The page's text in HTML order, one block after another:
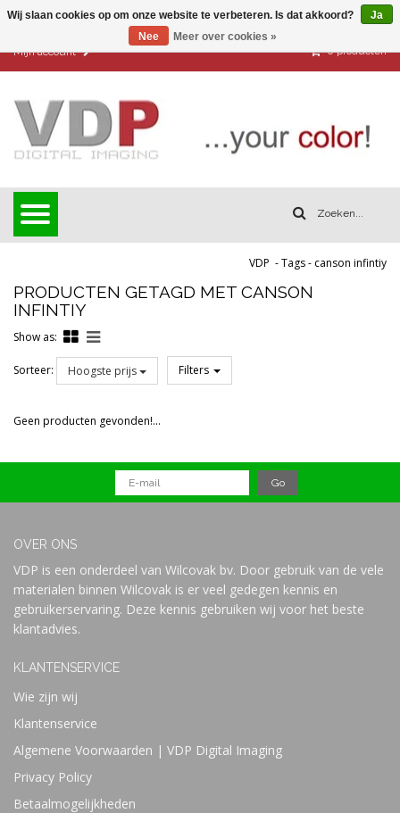
Mijn account 0 producten
VDP -Tags- canson infintiy
PRODUCTEN GETAGD MET CANSON
INFINTIY
Show as:
Sorteer: Hoogste prijs Filters
Prijs
Geen producten gevonden!...
OVER ONS
VDP is een onderdeel van Wilcovak bv. Door gebruik van de vele
materialen binnen Wilcovak is er veel gedegen kennis en
gebruikerservaring. Deze kennis gebruiken wij voor het beste
klantadvies.
KLANTENSERVICE
Wie zijn wij
Klantenservice
Algemene Voorwaarden | VDP Digital Imaging
Privacy Policy
Betaalmogelijkheden
Wij slaan cookies op om onze website te verbeteren. Is dat akkoord?
Ja
Nee
Meer over cookies »